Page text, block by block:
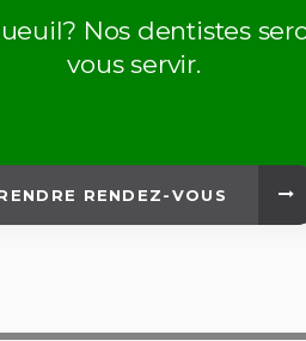
Nos dentistes
vous servir.
RENDEZ-VOUS